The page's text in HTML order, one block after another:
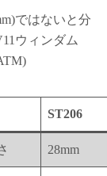
ではないと分
ウィンダム
ST206
28mm